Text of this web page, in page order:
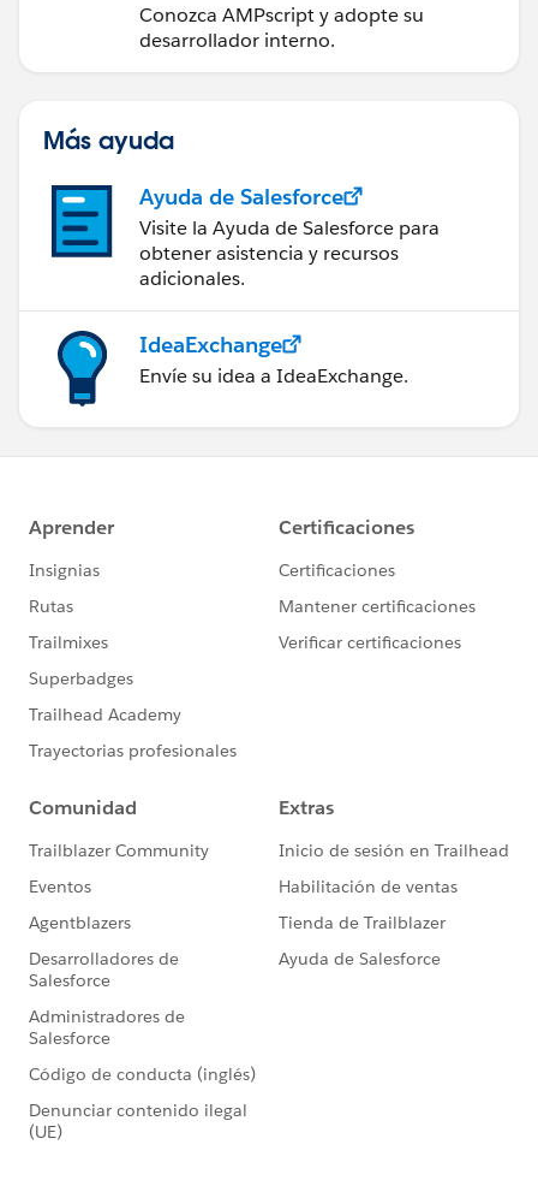
Conozca AMPscript y adopte su
desarrollador interno.
Más ayuda
Ayuda de Salesforce
Visite la Ayuda de Salesforce para
obtener asistencia y recursos
adicionales.
IdeaExchange
Envíe su idea a IdeaExchange.